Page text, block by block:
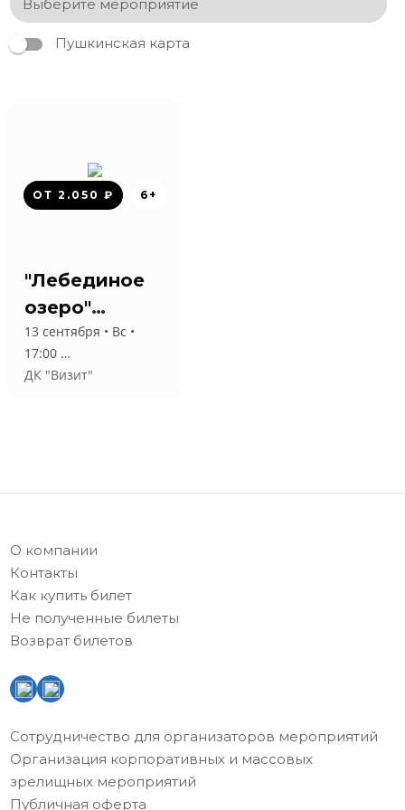
Пушкинская карта
ОТ 2.050 ₽ 6+
"Лебединое
озеро"
Классический
Русский
Балет
13 сентября • Вс •
17:00
ДК "Визит"
О компании
Контакты
Как купить билет
Не полученные билеты
Возврат билетов
Сотрудничество для организаторов мероприятий
Организация корпоративных и массовых
зрелищных мероприятий
Публичная оферта